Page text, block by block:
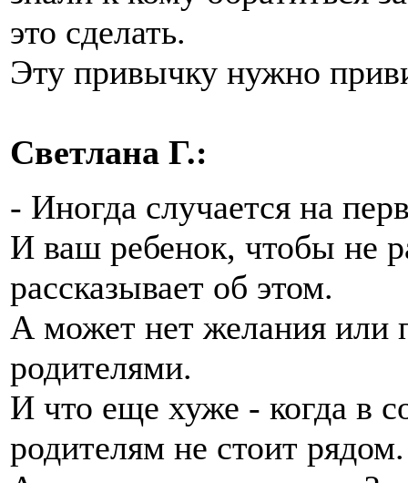
это сделать.
Эту привычку нужно
Светлана Г.:
- Иногда случается на
И ваш ребенок, чтобы не
рассказывает об этом.
А может нет желания или
родителями.
И что еще хуже - когда в
родителям не стоит рядом.